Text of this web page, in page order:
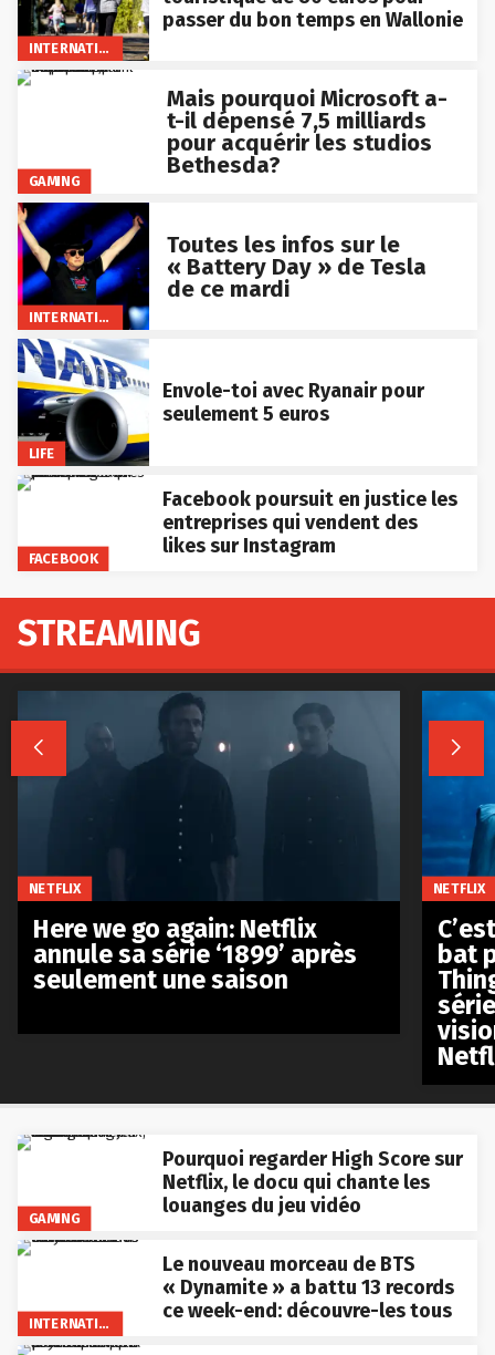
INTERNATIONAL
passer du bon temps en Wallonie
GAMING
Mais pourquoi Microsoft a-
t-il dépensé 7,5 milliards
pour acquérir les studios
Bethesda?
INTERNATIONAL
Toutes les infos sur le
« Battery Day » de Tesla
de ce mardi
LIFE
Envole-toi avec Ryanair pour
seulement 5 euros
FACEBOOK
Facebook poursuit en justice les
entreprises qui vendent des
likes sur Instagram
GAMING
Pourquoi regarder High Score sur
Netflix, le docu qui chante les
louanges du jeu vidéo
INTERNATIONAL
Le nouveau morceau de BTS
« Dynamite » a battu 13 records
ce week-end: découvre-les tous
STREAMING
 
NETFLIX
Here we go again: Netflix
annule sa série ‘1899’ après
seulement une saison
NETFLIX
bat